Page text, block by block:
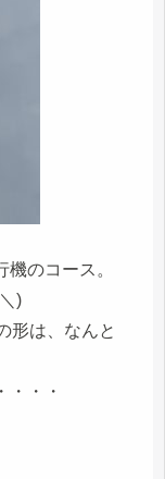
のコース。
)
形は、なんと
・・・